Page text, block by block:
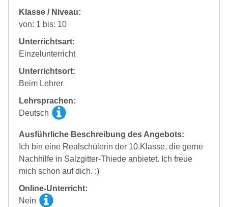
Klasse / Niveau:
von: 1 bis: 10
Unterrichtsart:
Einzelunterricht
Unterrichtsort:
Beim Lehrer
Lehrsprachen:
Deutsch
Ausführliche Beschreibung des Angebots:
Ich bin eine Realschülerin der 10.Klasse, die gerne
Nachhilfe in Salzgitter-Thiede anbietet. Ich freue
mich schon auf dich. :)
Online-Unterricht:
Nein